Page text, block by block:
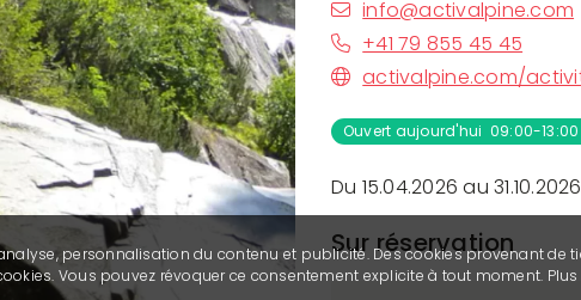
info@activalpine.com
+41 79 855 45 45
activalpine.com/
Ouvert aujourd'hui 09:00-13:00
Du 15.04.2026 au
Sur réservation
personnalisation du contenu et publicité. Des cookies provenant de
Vous pouvez révoquer ce consentement explicite à tout moment.